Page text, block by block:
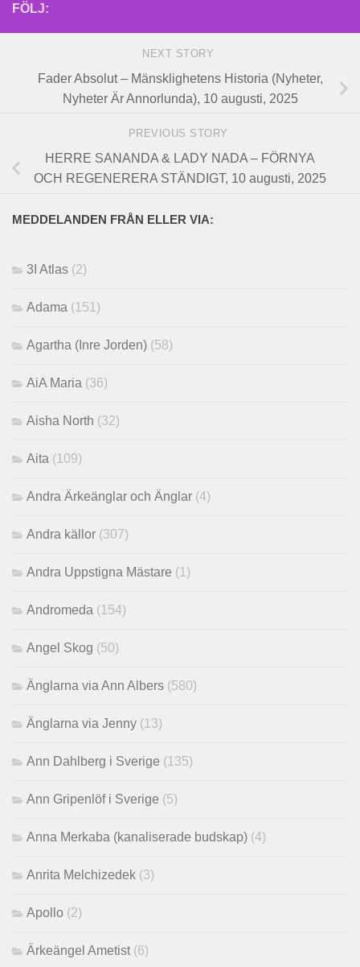
FÖLJ:
NEXT STORY
Fader Absolut – Mänsklighetens Historia (Nyheter,
Nyheter Är Annorlunda), 10 augusti, 2025
PREVIOUS STORY
HERRE SANANDA & LADY NADA – FÖRNYA
OCH REGENERERA STÄNDIGT, 10 augusti, 2025
MEDDELANDEN FRÅN ELLER VIA:
3I Atlas (2)
Adama (151)
Agartha (Inre Jorden) (58)
AiA Maria (36)
Aisha North (32)
Aita (109)
Andra Ärkeänglar och Änglar (4)
Andra källor (307)
Andra Uppstigna Mästare (1)
Andromeda (154)
Angel Skog (50)
Änglarna via Ann Albers (580)
Änglarna via Jenny (13)
Ann Dahlberg i Sverige (135)
Ann Gripenlöf i Sverige (5)
Anna Merkaba (kanaliserade budskap) (4)
Anrita Melchizedek (3)
Apollo (2)
Ärkeängel Ametist (6)